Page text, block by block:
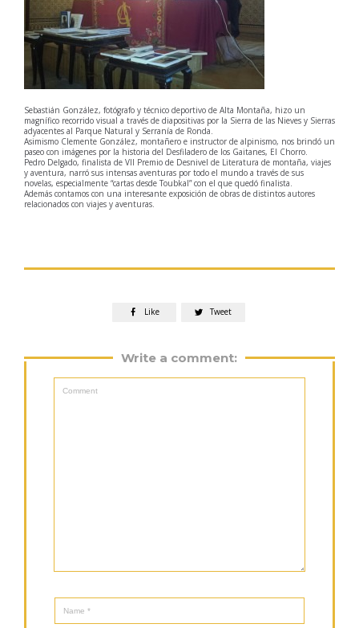
Sebastián González, fotógrafo y técnico deportivo de Alta Montaña, hizo un
magnífico recorrido visual a través de diapositivas por la Sierra de las Nieves y Sierras
adyacentes al Parque Natural y Serranía de Ronda.
Asimismo Clemente González, montañero e instructor de alpinismo, nos brindó un
paseo con imágenes por la historia del Desfiladero de los Gaitanes, El Chorro.
Pedro Delgado, finalista de VII Premio de Desnivel de Literatura de montaña, viajes
y aventura, narró sus intensas aventuras por todo el mundo a través de sus
novelas, especialmente “cartas desde Toubkal” con el que quedó finalista.
Además contamos con una interesante exposición de obras de distintos autores
relacionados con viajes y aventuras.
 Like  Tweet
Write a comment: